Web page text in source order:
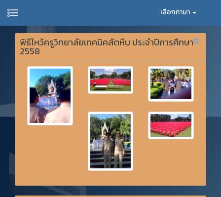
เลือกภาษา
พิธีไหว้ครูวิทยาลัยเทคนิคสัตหีบ ประจำปีการศึกษา
2558